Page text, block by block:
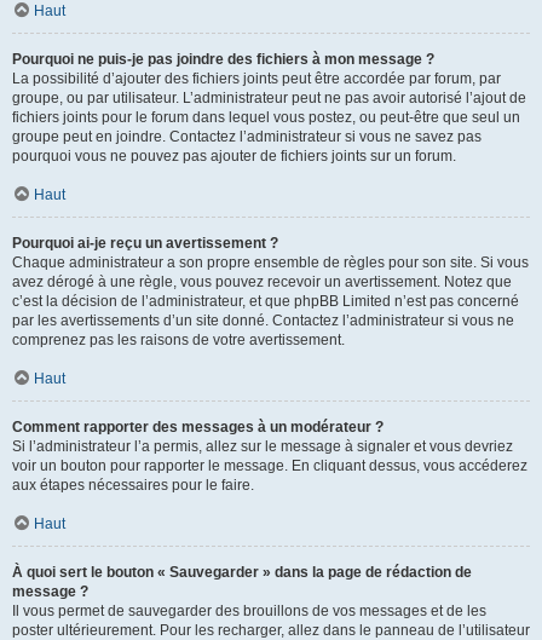
Haut
Pourquoi ne puis-je pas joindre des fichiers à mon message ?
La possibilité d’ajouter des fichiers joints peut être accordée par forum, par
groupe, ou par utilisateur. L’administrateur peut ne pas avoir autorisé l’ajout de
fichiers joints pour le forum dans lequel vous postez, ou peut-être que seul un
groupe peut en joindre. Contactez l’administrateur si vous ne savez pas
pourquoi vous ne pouvez pas ajouter de fichiers joints sur un forum.
Haut
Pourquoi ai-je reçu un avertissement ?
Chaque administrateur a son propre ensemble de règles pour son site. Si vous
avez dérogé à une règle, vous pouvez recevoir un avertissement. Notez que
c’est la décision de l’administrateur, et que phpBB Limited n’est pas concerné
par les avertissements d’un site donné. Contactez l’administrateur si vous ne
comprenez pas les raisons de votre avertissement.
Haut
Comment rapporter des messages à un modérateur ?
Si l’administrateur l’a permis, allez sur le message à signaler et vous devriez
voir un bouton pour rapporter le message. En cliquant dessus, vous accéderez
aux étapes nécessaires pour le faire.
Haut
À quoi sert le bouton « Sauvegarder » dans la page de rédaction de
message ?
Il vous permet de sauvegarder des brouillons de vos messages et de les
poster ultérieurement. Pour les recharger, allez dans le panneau de l’utilisateur